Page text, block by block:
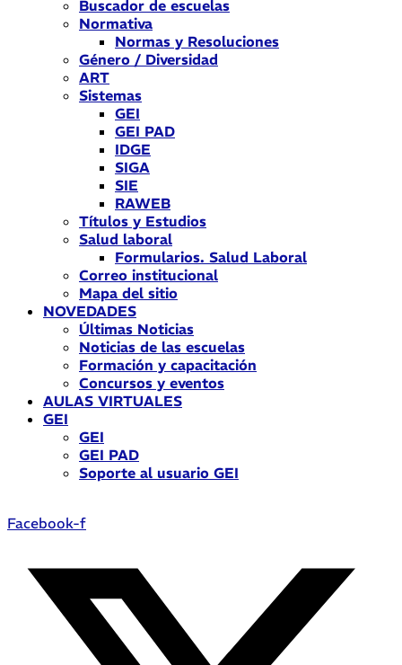
Buscador de escuelas
Normativa
Normas y Resoluciones
Género / Diversidad
ART
Sistemas
GEI
GEI PAD
IDGE
SIGA
SIE
RAWEB
Títulos y Estudios
Salud laboral
Formularios. Salud Laboral
Correo institucional
Mapa del sitio
NOVEDADES
Últimas Noticias
Noticias de las escuelas
Formación y capacitación
Concursos y eventos
AULAS VIRTUALES
GEI
GEI
GEI PAD
Soporte al usuario GEI
Facebook-f